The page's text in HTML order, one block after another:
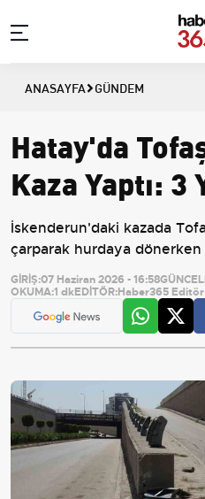
ANASAYFA GÜNDEM
Hatay'da
Kaza Yaptı: 3
İskenderun'daki kazada
çarparak hurdaya dönerken
GİRİŞ:07 Haziran 2026 - 16:58
OKUMA:1 dkEDİTÖR:Haber365 Editör